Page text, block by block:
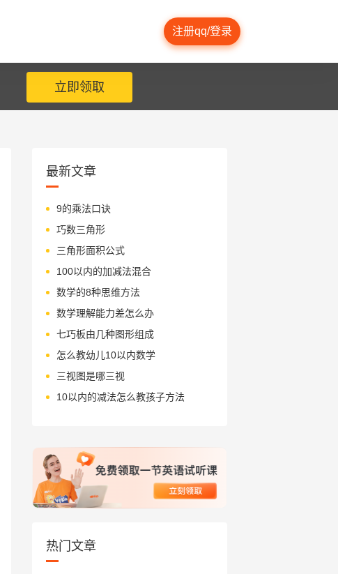
注册qq/登录
立即领取
最新文章
9的乘法口诀
巧数三角形
三角形面积公式
100以内的加减法混合
数学的8种思维方法
数学理解能力差怎么办
七巧板由几种图形组成
怎么教幼儿10以内数学
三视图是哪三视
10以内的减法怎么教孩子方法
热门文章